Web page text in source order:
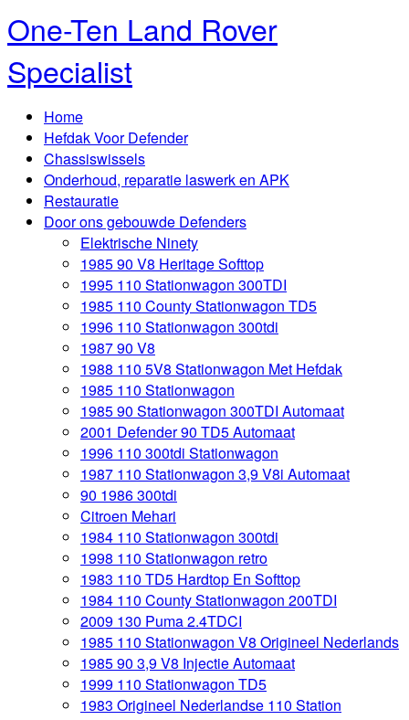
One-Ten Land Rover
Specialist
Home
Hefdak Voor Defender
Chassiswissels
Onderhoud, reparatie laswerk en APK
Restauratie
Door ons gebouwde Defenders
Elektrische Ninety
1985 90 V8 Heritage Softtop
1995 110 Stationwagon 300TDI
1985 110 County Stationwagon TD5
1996 110 Stationwagon 300tdi
1987 90 V8
1988 110 5V8 Stationwagon Met Hefdak
1985 110 Stationwagon
1985 90 Stationwagon 300TDI Automaat
2001 Defender 90 TD5 Automaat
1996 110 300tdi Stationwagon
1987 110 Stationwagon 3,9 V8i Automaat
90 1986 300tdi
Citroen Mehari
1984 110 Stationwagon 300tdi
1998 110 Stationwagon retro
1983 110 TD5 Hardtop En Softtop
1984 110 County Stationwagon 200TDI
2009 130 Puma 2.4TDCI
1985 110 Stationwagon V8 Origineel Nederlands
1985 90 3,9 V8 Injectie Automaat
1999 110 Stationwagon TD5
1983 Origineel Nederlandse 110 Station